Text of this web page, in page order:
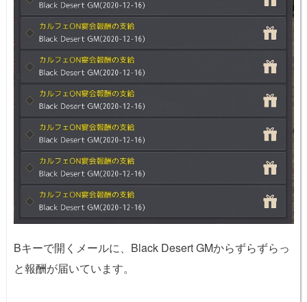
Bキーで開くメールに、Black Desert GMからずらずらっ
と報酬が届いています。